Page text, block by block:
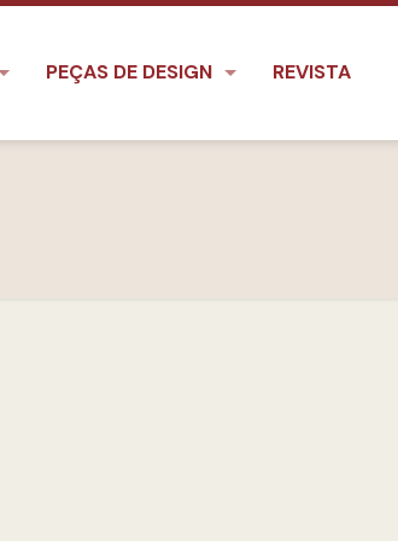
PEÇAS DE DESIGN REVISTA